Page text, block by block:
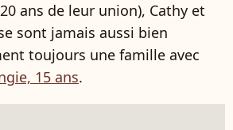
ans de leur union), Cathy et
sont jamais aussi bien
toujours une famille avec
15 ans.